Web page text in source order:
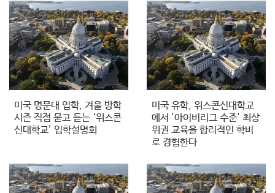
미국 명문대 입학, 겨울 방학
시즌 직접 묻고 듣는 ‘위스콘
신대학교’ 입학설명회
미국 유학, 위스콘신대학교
에서 '아이비리그 수준' 최상
위권 교육을 합리적인 학비
로 경험한다